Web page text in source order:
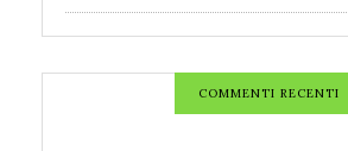
COMMENTI RECENTI